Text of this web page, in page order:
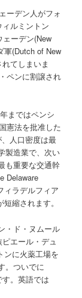
ーデン人がフォ
ルミントン
ーデン(New
軍(Dutch of New
てしまいま
ペンに割譲され
まではペンシ
憲法を批准した
人口密度は最
製造業で、次い
も重要な交通幹
Delaware
ィラデルフィア
縮されます。
・ド・ヌムール
エール・デュ
ンに火薬工場を
。ついでに
す。英語では